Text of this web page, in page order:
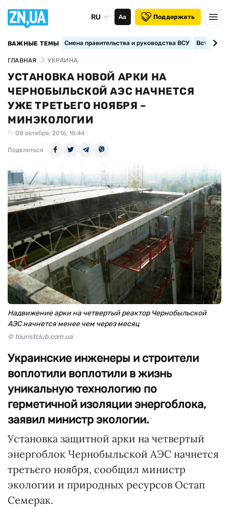
RU Аа Поддержать
ВАЖНЫЕ ТЕМЫ Смена правительства и руководства ВСУ
ГЛАВНАЯ УКРАИНА
УСТАНОВКА НОВОЙ АРКИ НА
ЧЕРНОБЫЛЬСКОЙ АЭС НАЧНЕТСЯ
УЖЕ ТРЕТЬЕГО НОЯБРЯ –
МИНЭКОЛОГИИ
08 октября, 2016, 10:44
Поделиться
Надвижение арки на четвертый реактор Чернобыльской
АЭС начнется менее чем через месяц
© touristclub.com.ua
Украинские инженеры и строители
воплотили воплотили в жизнь
уникальную технологию по
герметичной изоляции энергоблока,
заявил министр экологии.
Установка защитной арки на четвертый
энергоблок Чернобыльской АЭС начнется
третьего ноября, сообщил министр
экологии и природных ресурсов Остап
Семерак.